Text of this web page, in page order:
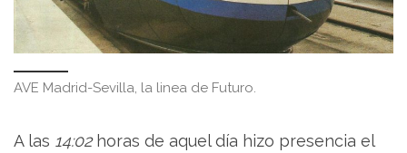
AVE Madrid-Sevilla, la linea de Futuro.
A las 14:02horas de aquel día hizo presencia el